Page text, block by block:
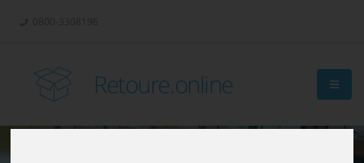
Retoure.online